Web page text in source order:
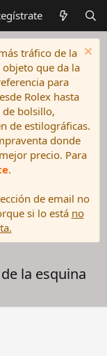
tráfico de la
que da la
para
Rolex hasta
de bolsillo,
de estilográficas.
donde
precio. Para
.
de email no
si lo está no
la esquina